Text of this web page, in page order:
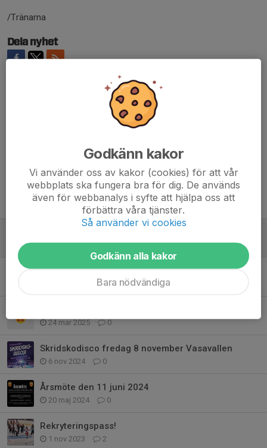
/Tränarna
Dela nyhet
26 maj 2025
Mycket bra skrivet Viktor!!!!
Tidigare nyheter
5 maj 2025 1
Säsongsstart 2025/2026
0
24 mar 2025 0
Skridskodisco fredag 8 november Vasavallen
6 nov 2024 0
Årsmöte den 11 juni 2024
20 maj 2024 0
Rekryteringspass!
1 nov 2023 2
Godkänn kakor
Vi använder oss av kakor (cookies) för att vår
webbplats ska fungera bra för dig. De används
även för webbanalys i syfte att hjälpa oss att
förbättra våra tjänster.
Så använder vi cookies
Godkänn alla kakor
Bara nödvändiga